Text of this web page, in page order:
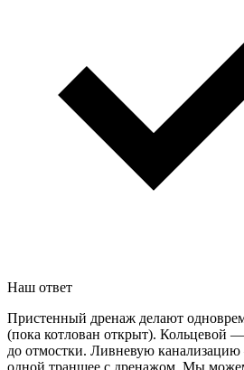
Наш ответ
Пристенный дренаж делают
(пока котлован открыт). Кольцевой
до отмостки. Ливневую
одной траншее с дренажом. Мы